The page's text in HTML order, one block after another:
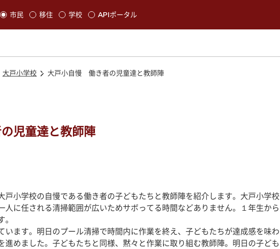
替が発生します
市民 移住 学校 APIポータル
大戸小学校 大戸小自慢 働き者の児童達と教師陣
児童達と教師陣
小学校の自慢である働き者の子どもたちと教師陣を紹介します。大戸小学
人に任される清掃範囲が広いためサボってる時間などありません。１年生か
ます。明日のプール清掃で時間内に作業を終え、子どもたちが達成感を味
進めました。子どもたちと同様、黙々と作業に取り組む教師陣。明日の子ど